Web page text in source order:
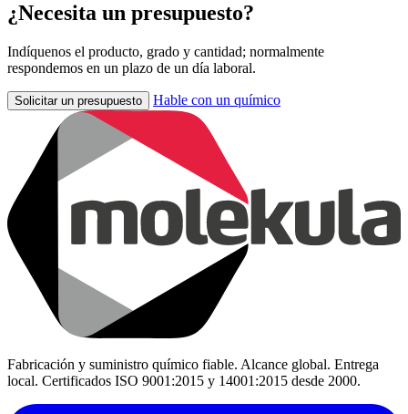
¿Necesita un presupuesto?
Indíquenos el producto, grado y cantidad; normalmente
respondemos en un plazo de un día laboral.
Solicitar un presupuesto Hable con un químico
Fabricación y suministro químico fiable. Alcance global. Entrega
local. Certificados ISO 9001:2015 y 14001:2015 desde 2000.